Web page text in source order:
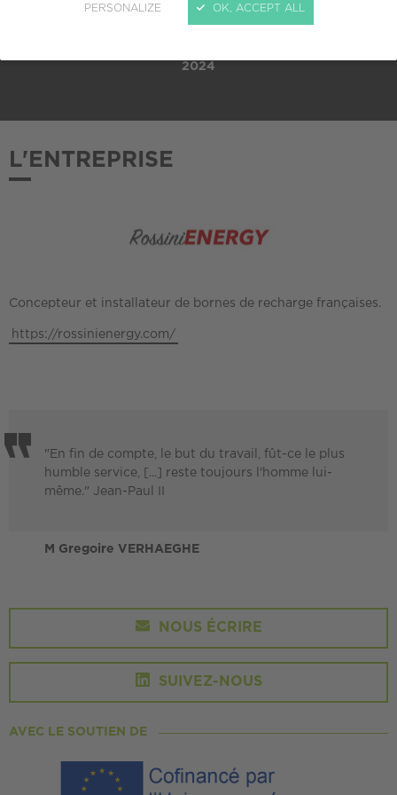
PERSONALIZE OK, ACCEPT ALL
2024
L'ENTREPRISE
Concepteur et installateur de bornes de recharge françaises.
https://rossinienergy.com/
"En fin de compte, le but du travail, fût-ce le plus
humble service, [...] reste toujours l'homme lui-
même." Jean-Paul II
M Gregoire VERHAEGHE
NOUS ÉCRIRE
SUIVEZ-NOUS
AVEC LE SOUTIEN DE